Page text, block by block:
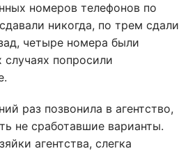
номеров телефонов по
никогда, по трем сдали
четыре номера были
попросили
раз позвонила в агентство,
не сработавшие варианты.
агентства, слегка